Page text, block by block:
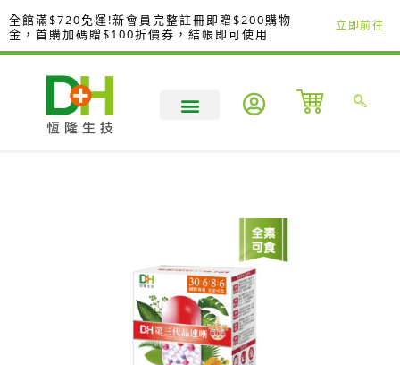
跳
至
主
全館滿$720免運!新會員完整註冊即贈$200購物
金，首購加碼贈$100折價券，結帳即可使用
立即前往